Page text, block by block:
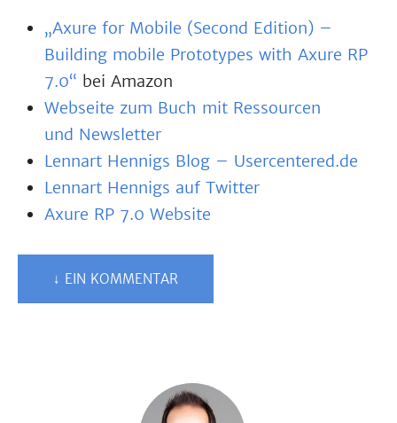
„Axure for Mobile (Second Edition) –
Building mobile Prototypes with Axure RP
7.0“ bei Amazon
Webseite zum Buch mit Ressourcen
und Newsletter
Lennart Hennigs Blog – Usercentered.de
Lennart Hennigs auf Twitter
Axure RP 7.0 Website
↓ EIN KOMMENTAR